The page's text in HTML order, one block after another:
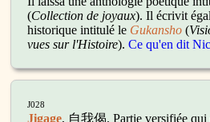
(Collection de joyaux). Il écrivit
historique intitulé le Gukansho (
vues sur l'Histoire).Ce qu'en dit
J028
Jigage, 自我偈. Partie versifiée